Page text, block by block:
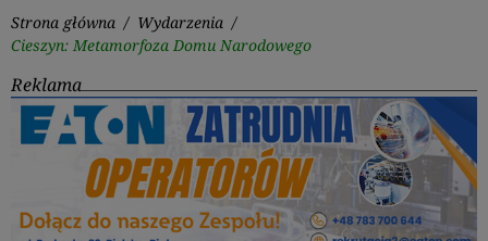
Strona główna / Wydarzenia /
Cieszyn: Metamorfoza Domu Narodowego
Reklama